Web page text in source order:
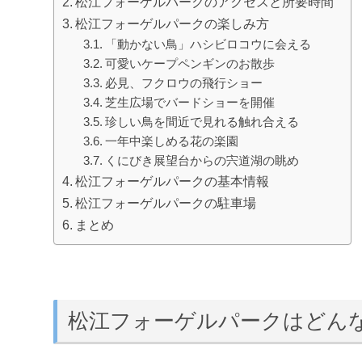
松江フォーゲルパークの楽しみ方
「動かない鳥」ハシビロコウに会える
可愛いケープペンギンのお散歩
必見、フクロウの飛行ショー
芝生広場でバードショーを開催
珍しい鳥を間近で見れる触れ合える
一年中楽しめる花の楽園
くにびき展望台からの宍道湖の眺め
松江フォーゲルパークの基本情報
松江フォーゲルパークの駐車場
まとめ
松江フォーゲルパークはどん